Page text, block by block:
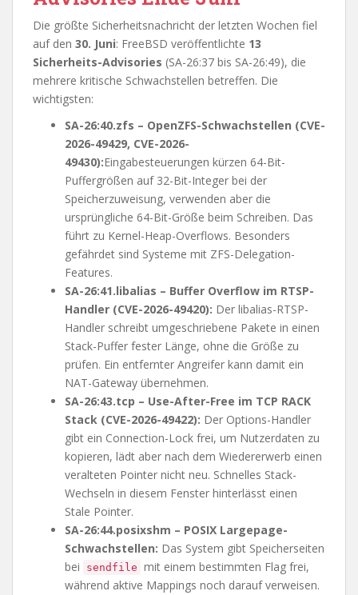
Die größte Sicherheitsnachricht der letzten Wochen fiel
auf den 30. Juni: FreeBSD veröffentlichte 13
Sicherheits-Advisories (SA-26:37 bis SA-26:49), die
mehrere kritische Schwachstellen betreffen. Die
wichtigsten:
SA-26:40.zfs – OpenZFS-Schwachstellen (CVE-
2026-49429, CVE-2026-
49430):Eingabesteuerungen kürzen 64-Bit-
Puffergrößen auf 32-Bit-Integer bei der
Speicherzuweisung, verwenden aber die
ursprüngliche 64-Bit-Größe beim Schreiben. Das
führt zu Kernel-Heap-Overflows. Besonders
gefährdet sind Systeme mit ZFS-Delegation-
Features.
SA-26:41.libalias – Buffer Overflow im RTSP-
Handler (CVE-2026-49420): Der libalias-RTSP-
Handler schreibt umgeschriebene Pakete in einen
Stack-Puffer fester Länge, ohne die Größe zu
prüfen. Ein entfernter Angreifer kann damit ein
NAT-Gateway übernehmen.
SA-26:43.tcp – Use-After-Free im TCP RACK
Stack (CVE-2026-49422): Der Options-Handler
gibt ein Connection-Lock frei, um Nutzerdaten zu
kopieren, lädt aber nach dem Wiedererwerb einen
veralteten Pointer nicht neu. Schnelles Stack-
Wechseln in diesem Fenster hinterlässt einen
Stale Pointer.
SA-26:44.posixshm – POSIX Largepage-
Schwachstellen: Das System gibt Speicherseiten
bei
sendfile mit einem bestimmten Flag frei,
während aktive Mappings noch darauf verweisen.